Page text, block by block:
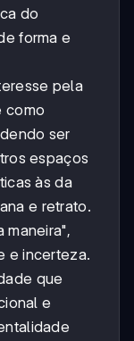
do
forma e
pela
como
ser
espaços
às da
e retrato.
maneira",
e incerteza.
que
e